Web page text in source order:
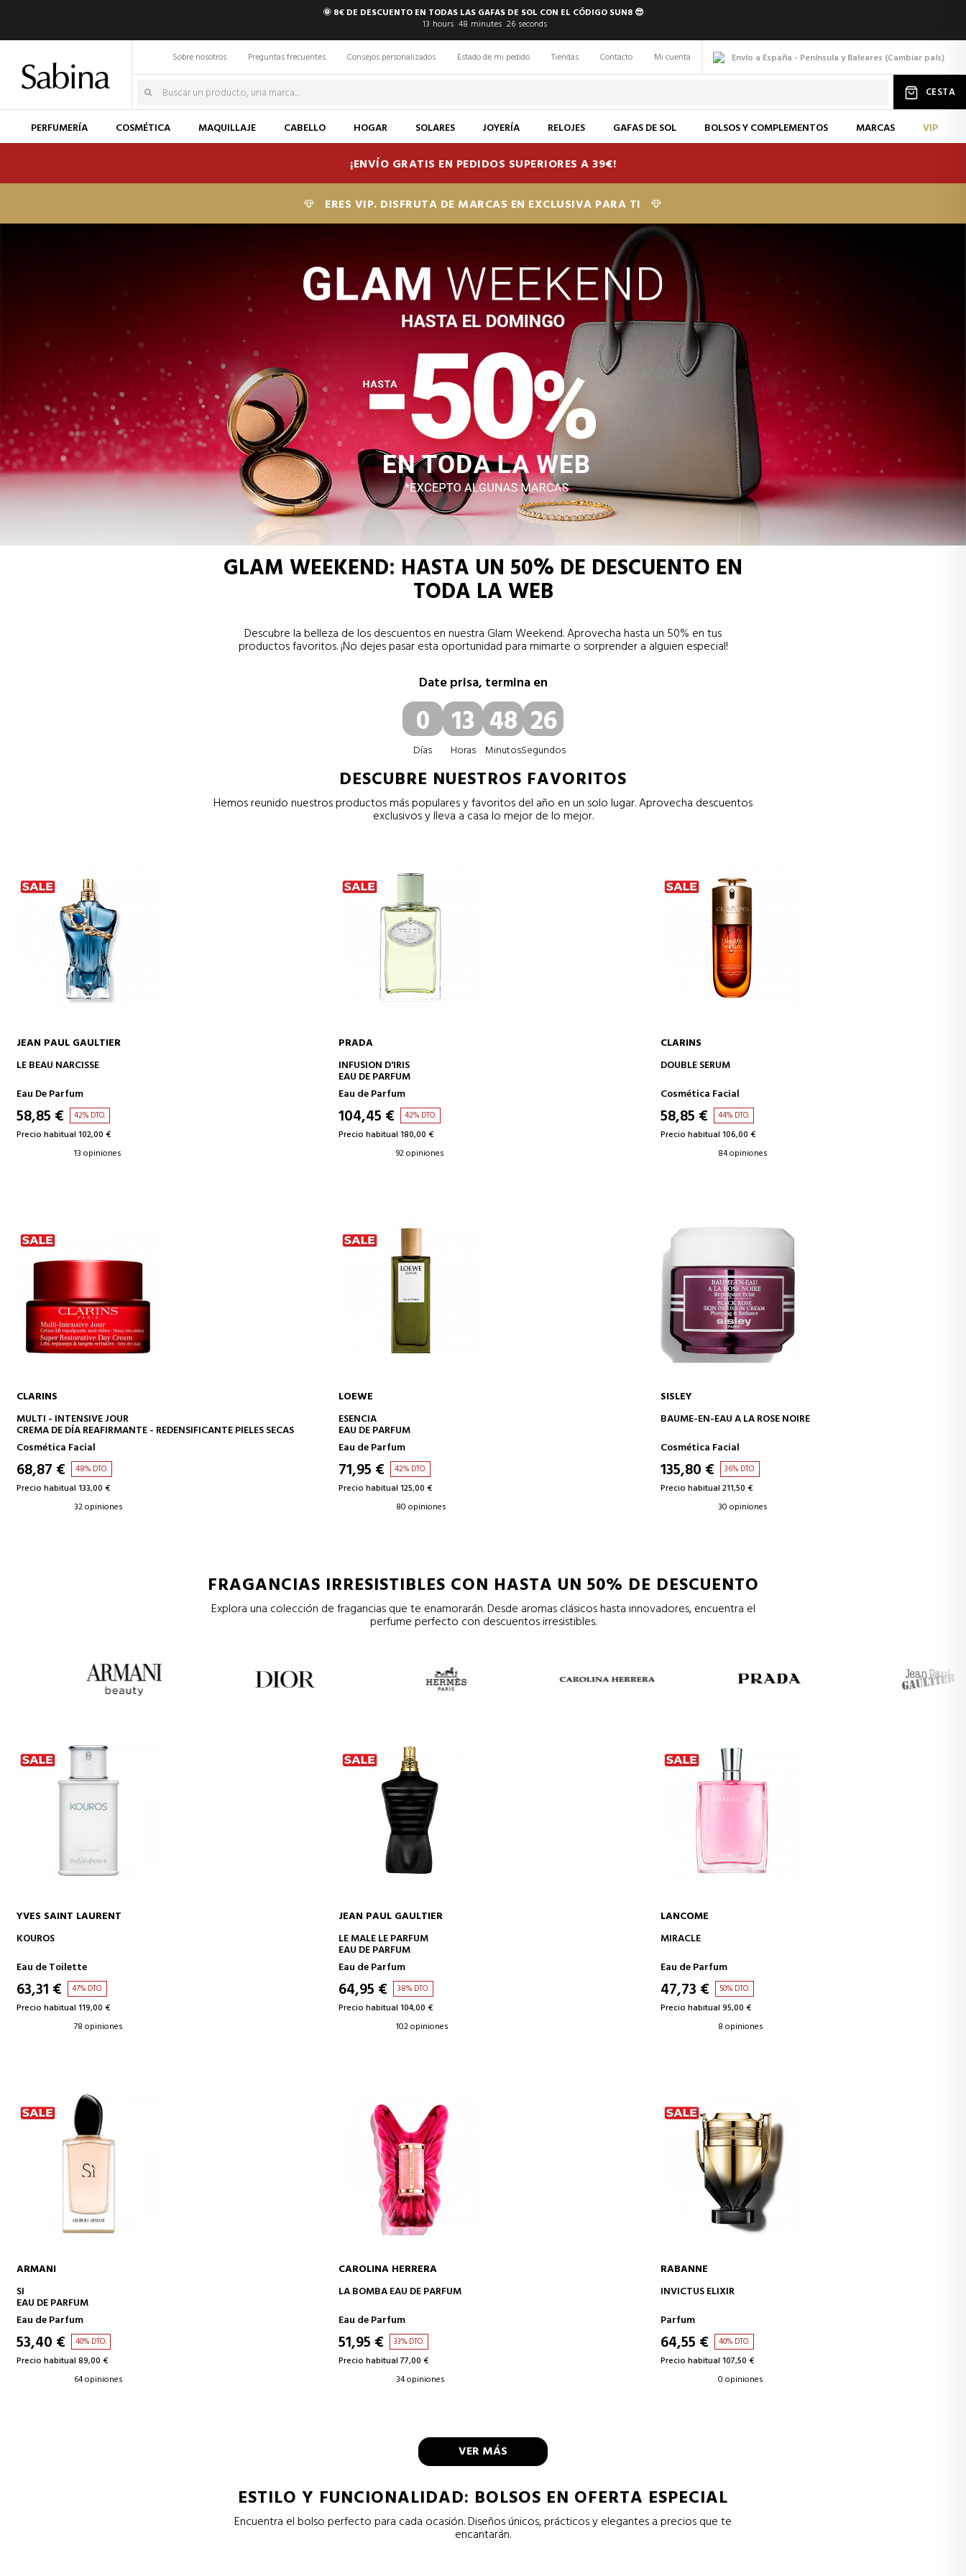
🌞 8€ DE DESCUENTO EN TODAS LAS GAFAS DE SOL CON EL CÓDIGO SUN8 😎
13 hours 48 minutes 25 seconds
Envío a España - Península y Baleares (Cambiar país)
Sobre nosotros Preguntas frecuentes Consejos personalizados Estado de mi pedido Tiendas Contacto Mi cuenta
CESTA
PERFUMERÍA COSMÉTICA MAQUILLAJE CABELLO HOGAR SOLARES JOYERÍA RELOJES GAFAS DE SOL BOLSOS Y COMPLEMENTOS MARCAS VIP
¡ENVÍO GRATIS EN PEDIDOS SUPERIORES A 39€!
ERES VIP. DISFRUTA DE MARCAS EN EXCLUSIVA PARA TI
GLAM WEEKEND: HASTA UN 50% DE DESCUENTO EN
TODA LA WEB
Descubre la belleza de los descuentos en nuestra Glam Weekend. Aprovecha hasta un 50% en tus
productos favoritos. ¡No dejes pasar esta oportunidad para mimarte o sorprender a alguien especial!
Date prisa, termina en
0
Días
13
Horas
48
Minutos
25
Segundos
DESCUBRE NUESTROS FAVORITOS
Hemos reunido nuestros productos más populares y favoritos del año en un solo lugar. Aprovecha descuentos
exclusivos y lleva a casa lo mejor de lo mejor.
JEAN PAUL GAULTIER
LE BEAU NARCISSE
Eau De Parfum
58,85 € 42% DTO.
Precio habitual 102,00 €
13 opiniones
PRADA
INFUSION D'IRIS
EAU DE PARFUM
Eau de Parfum
104,45 € 42% DTO.
Precio habitual 180,00 €
92 opiniones
CLARINS
DOUBLE SERUM
Cosmética Facial
58,85 € 44% DTO.
Precio habitual 106,00 €
84 opiniones
AÑADIR A LA CESTA
CLARINS
MULTI - INTENSIVE JOUR
CREMA DE DÍA REAFIRMANTE - REDENSIFICANTE PIELES SECAS
Cosmética Facial
68,87 € 48% DTO.
Precio habitual 133,00 €
32 opiniones
LOEWE
ESENCIA
EAU DE PARFUM
Eau de Parfum
71,95 € 42% DTO.
Precio habitual 125,00 €
80 opiniones
AÑADIR A LA CESTA
SISLEY
BAUME-EN-EAU A LA ROSE NOIRE
Cosmética Facial
135,80 € 36% DTO.
Precio habitual 211,50 €
30 opiniones
FRAGANCIAS IRRESISTIBLES CON HASTA UN 50% DE DESCUENTO
Explora una colección de fragancias que te enamorarán. Desde aromas clásicos hasta innovadores, encuentra el
perfume perfecto con descuentos irresistibles.
YVES SAINT LAURENT
KOUROS
Eau de Toilette
63,31 € 47% DTO.
Precio habitual 119,00 €
78 opiniones
JEAN PAUL GAULTIER
LE MALE LE PARFUM
EAU DE PARFUM
Eau de Parfum
64,95 € 38% DTO.
Precio habitual 104,00 €
102 opiniones
LANCOME
MIRACLE
Eau de Parfum
47,73 € 50% DTO.
Precio habitual 95,00 €
8 opiniones
ARMANI
SI
EAU DE PARFUM
Eau de Parfum
53,40 € 40% DTO.
Precio habitual 89,00 €
64 opiniones
AÑADIR A LA CESTA
CAROLINA HERRERA
LA BOMBA EAU DE PARFUM
Eau de Parfum
51,95 € 33% DTO.
Precio habitual 77,00 €
34 opiniones
RABANNE
INVICTUS ELIXIR
Parfum
64,55 € 40% DTO.
Precio habitual 107,50 €
0 opiniones
VER MÁS
ESTILO Y FUNCIONALIDAD: BOLSOS EN OFERTA ESPECIAL
Encuentra el bolso perfecto para cada ocasión. Diseños únicos, prácticos y elegantes a precios que te
encantarán.